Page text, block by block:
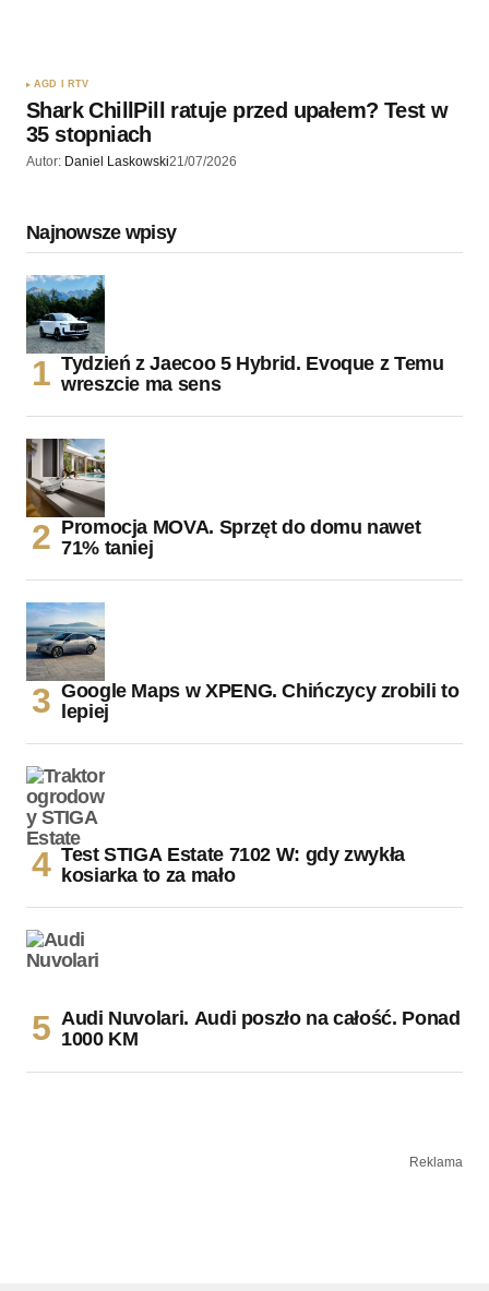
AGD I RTV
Shark ChillPill ratuje przed upałem? Test w
35 stopniach
Autor: Daniel Laskowski21/07/2026
Najnowsze wpisy
Tydzień z Jaecoo 5 Hybrid. Evoque z Temu
wreszcie ma sens
Promocja MOVA. Sprzęt do domu nawet
71% taniej
Google Maps w XPENG. Chińczycy zrobili to
lepiej
Test STIGA Estate 7102 W: gdy zwykła
kosiarka to za mało
Audi Nuvolari. Audi poszło na całość. Ponad
1000 KM
Reklama